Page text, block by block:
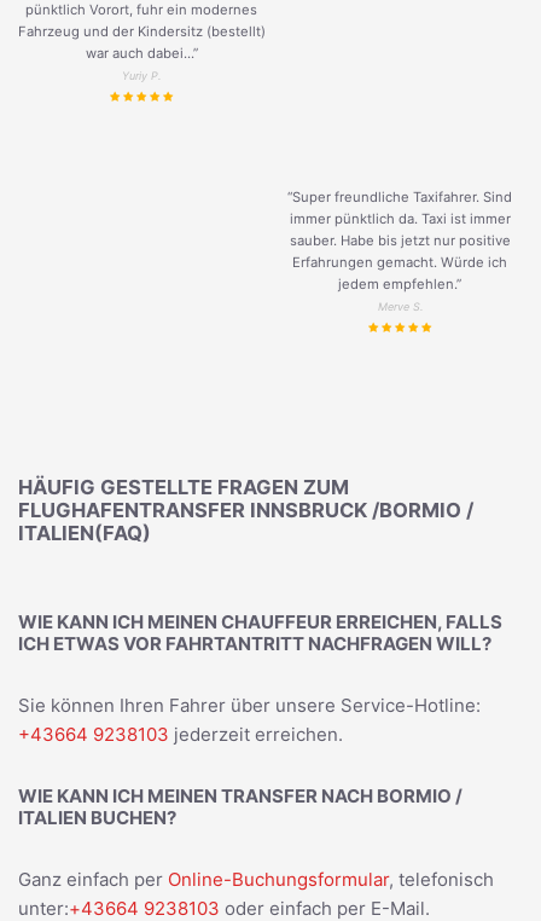
pünktlich Vorort, fuhr ein modernes
Fahrzeug und der Kindersitz (bestellt)
war auch dabei...”
Yuriy P.
“Super freundliche Taxifahrer. Sind
immer pünktlich da. Taxi ist immer
sauber. Habe bis jetzt nur positive
Erfahrungen gemacht. Würde ich
jedem empfehlen.”
Merve S.
HÄUFIG GESTELLTE FRAGEN ZUM
FLUGHAFENTRANSFER INNSBRUCK /BORMIO /
ITALIEN(FAQ)
WIE KANN ICH MEINEN CHAUFFEUR ERREICHEN, FALLS
ICH ETWAS VOR FAHRTANTRITT NACHFRAGEN WILL?
Sie können Ihren Fahrer über unsere Service-Hotline:
+43664 9238103 jederzeit erreichen.
WIE KANN ICH MEINEN TRANSFER NACH BORMIO /
ITALIEN BUCHEN?
Ganz einfach per Online-Buchungsformular, telefonisch
unter:+43664 9238103 oder einfach per E-Mail.